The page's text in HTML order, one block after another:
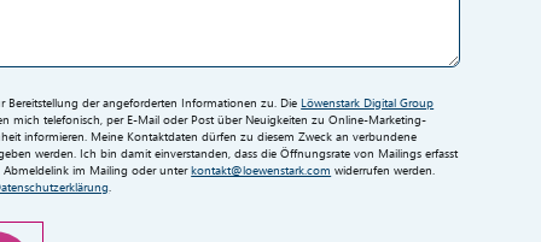
Bereitstellung der angeforderten Informationen zu. Die Löwenstark Digital Group
mich telefonisch, per E-Mail oder Post über Neuigkeiten zu Online-Marketing-
informieren. Meine Kontaktdaten dürfen zu diesem Zweck an verbundene
werden. Ich bin damit einverstanden, dass die Öffnungsrate von Mailings erfasst
Abmeldelink im Mailing oder unterkontakt@loewenstark.com widerrufen werden.